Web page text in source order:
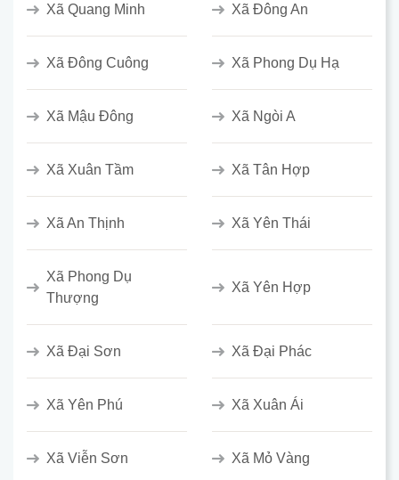
Xã Quang Minh Xã Đông An
Xã Đông Cuông Xã Phong Dụ Hạ
Xã Mậu Đông Xã Ngòi A
Xã Xuân Tầm Xã Tân Hợp
Xã An Thịnh Xã Yên Thái
Xã Phong Dụ
Thượng
Xã Yên Hợp
Xã Đại Sơn Xã Đại Phác
Xã Yên Phú Xã Xuân Ái
Xã Viễn Sơn Xã Mỏ Vàng